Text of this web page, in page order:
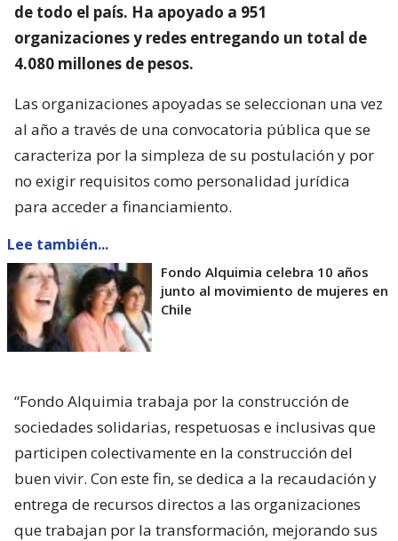
de todo el país. Ha apoyado a 951
organizaciones y redes entregando un total de
4.080 millones de pesos.
Las organizaciones apoyadas se seleccionan una vez
al año a través de una convocatoria pública que se
caracteriza por la simpleza de su postulación y por
no exigir requisitos como personalidad jurídica
para acceder a financiamiento.
Lee también...
Fondo Alquimia celebra 10 años
junto al movimiento de mujeres en
Chile
“Fondo Alquimia trabaja por la construcción de
sociedades solidarias, respetuosas e inclusivas que
participen colectivamente en la construcción del
buen vivir. Con este fin, se dedica a la recaudación y
entrega de recursos directos a las organizaciones
que trabajan por la transformación, mejorando sus